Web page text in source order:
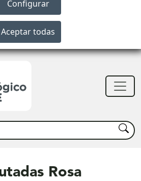
Buscar
Rosa